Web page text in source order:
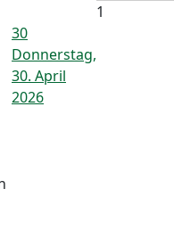
30
Donnerstag,
30. April
2026
1